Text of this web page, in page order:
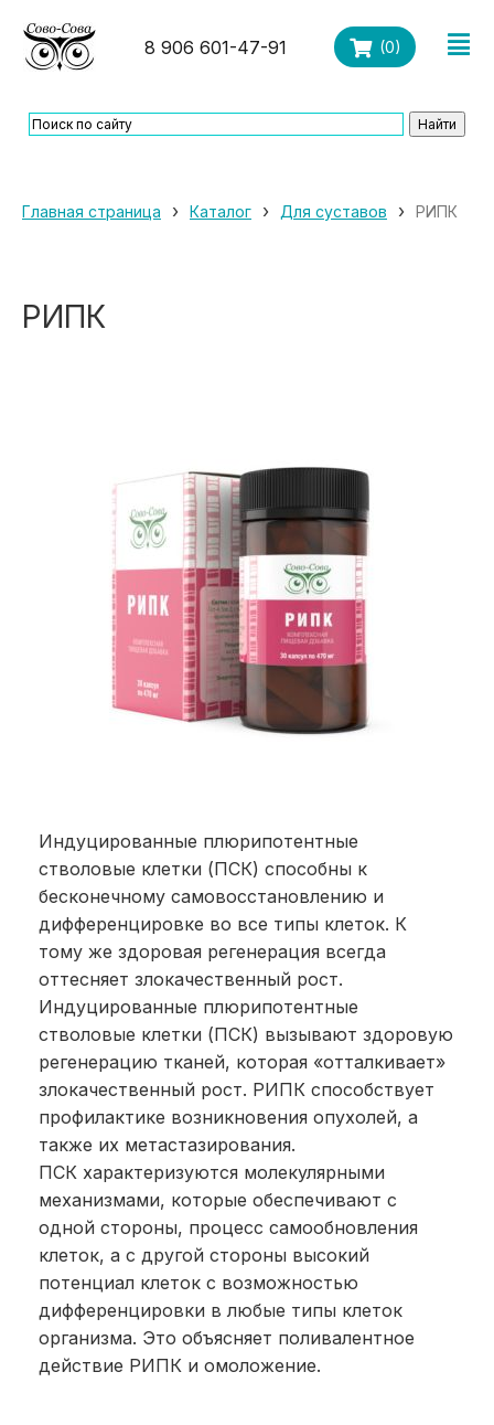
8 906 601-47-91 (0)
Главная страница › Каталог › Для суставов › РИПК
РИПК
Индуцированные плюрипотентные
стволовые клетки (ПСК) способны к
бесконечному самовосстановлению и
дифференцировке во все типы клеток. К
тому же здоровая регенерация всегда
оттесняет злокачественный рост.
Индуцированные плюрипотентные
стволовые клетки (ПСК) вызывают здоровую
регенерацию тканей, которая «отталкивает»
злокачественный рост. РИПК способствует
профилактике возникновения опухолей, а
также их метастазирования.
ПСК характеризуются молекулярными
механизмами, которые обеспечивают с
одной стороны, процесс самообновления
клеток, а с другой стороны высокий
потенциал клеток с возможностью
дифференцировки в любые типы клеток
организма. Это объясняет поливалентное
действие РИПК и омоложение.